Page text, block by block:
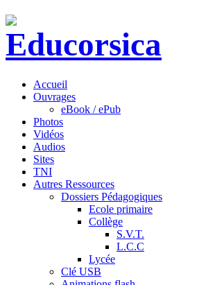
Accueil
Ouvrages
eBook / ePub
Photos
Vidéos
Audios
Sites
TNI
Autres Ressources
Dossiers Pédagogiques
Ecole primaire
Collège
S.V.T.
L.C.C
Lycée
Clé USB